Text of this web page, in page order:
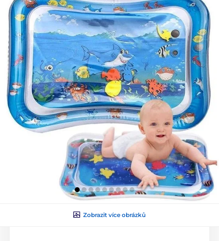
Zobrazit více obrázků